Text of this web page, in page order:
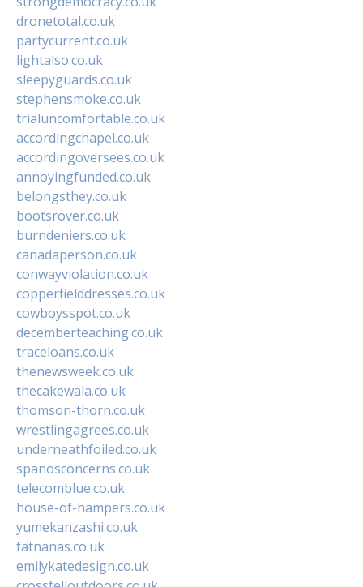
dronetotal.co.uk
partycurrent.co.uk
lightalso.co.uk
sleepyguards.co.uk
stephensmoke.co.uk
trialuncomfortable.co.uk
accordingchapel.co.uk
accordingoversees.co.uk
annoyingfunded.co.uk
belongsthey.co.uk
bootsrover.co.uk
burndeniers.co.uk
canadaperson.co.uk
conwayviolation.co.uk
copperfielddresses.co.uk
cowboysspot.co.uk
decemberteaching.co.uk
traceloans.co.uk
thenewsweek.co.uk
thecakewala.co.uk
thomson-thorn.co.uk
wrestlingagrees.co.uk
underneathfoiled.co.uk
spanosconcerns.co.uk
telecomblue.co.uk
house-of-hampers.co.uk
yumekanzashi.co.uk
fatnanas.co.uk
emilykatedesign.co.uk